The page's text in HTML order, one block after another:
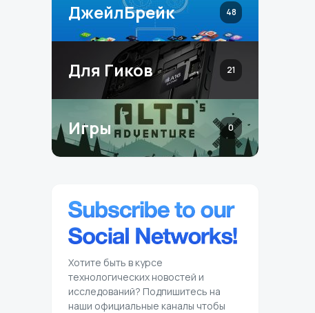
ДжейлБрейк 48
Для Гиков 21
Игры 0
Хотите быть в курсе
технологических новостей и
исследований? Подпишитесь на
наши официальные каналы чтобы